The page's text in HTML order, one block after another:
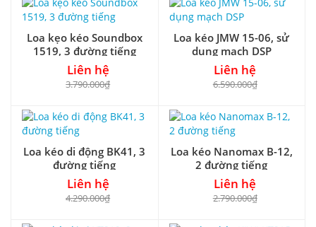
Loa kẹo kéo Soundbox
1519, 3 đường tiếng
Liên hệ
3.790.000₫
Loa kéo JMW 15-06, sử
dụng mạch DSP
Liên hệ
6.590.000₫
Loa kéo di động BK41, 3
đường tiếng
Liên hệ
4.290.000₫
Loa kéo Nanomax B-12,
2 đường tiếng
Liên hệ
2.790.000₫